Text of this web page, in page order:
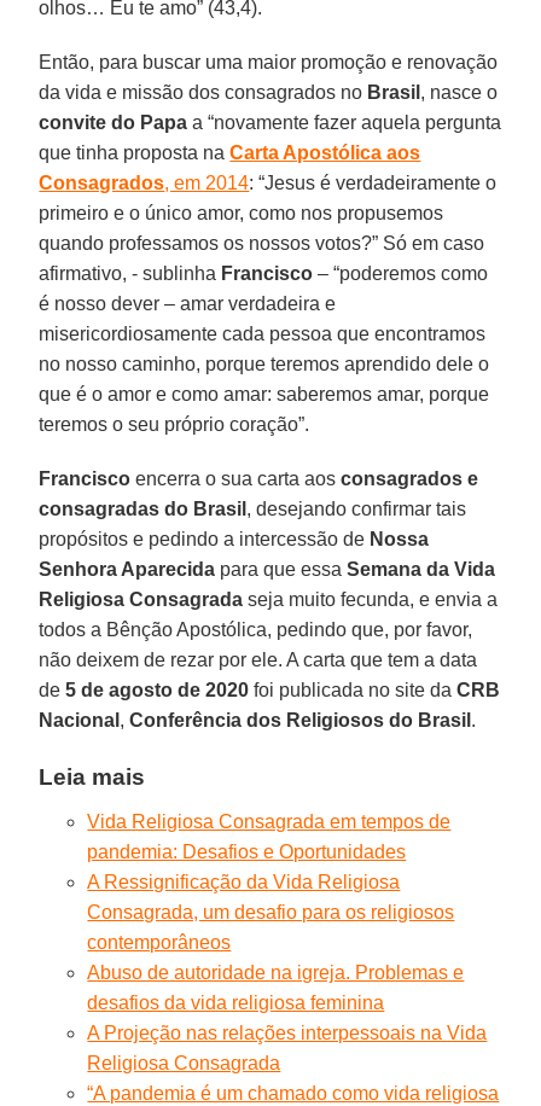
olhos… Eu te amo” (43,4).
Então, para buscar uma maior promoção e renovação
da vida e missão dos consagrados no Brasil , nasce o
convite do Papa a “novamente fazer aquela pergunta
que tinha proposta naCarta Apostólica aos
Consagrados, em 2014: “Jesus é verdadeiramente o
primeiro e o único amor, como nos propusemos
quando professamos os nossos votos?” Só em caso
afirmativo, - sublinha Francisco – “poderemos como
é nosso dever – amar verdadeira e
misericordiosamente cada pessoa que encontramos
no nosso caminho, porque teremos aprendido dele o
que é o amor e como amar: saberemos amar, porque
teremos o seu próprio coração”.
Francisco encerra o sua carta aosconsagrados e
consagradas do Brasil , desejando confirmar tais
propósitos e pedindo a intercessão de Nossa
Senhora Aparecida para que essaSemana da Vida
Religiosa Consagrada seja muito fecunda, e envia a
todos a Bênção Apostólica, pedindo que, por favor,
não deixem de rezar por ele. A carta que tem a data
de5 de agosto de 2020 foi publicada no site daCRB
Nacional ,Conferência dos Religiosos do Brasil .
Leia mais
Vida Religiosa Consagrada em tempos de
pandemia: Desafios e Oportunidades
A Ressignificação da Vida Religiosa
Consagrada, um desafio para os religiosos
contemporâneos
Abuso de autoridade na igreja. Problemas e
desafios da vida religiosa feminina
A Projeção nas relações interpessoais na Vida
Religiosa Consagrada
“A pandemia é um chamado como vida religiosa